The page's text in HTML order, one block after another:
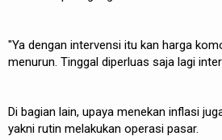
"Ya dengan intervensi itu kan harga
menurun. Tinggal diperluas saja lagi
Di bagian lain, upaya menekan inflasi
yakni rutin melakukan operasi pasar.